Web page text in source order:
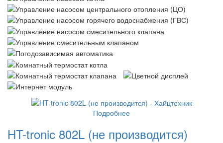
Подробнее
HT-tronic 802L (не производится)